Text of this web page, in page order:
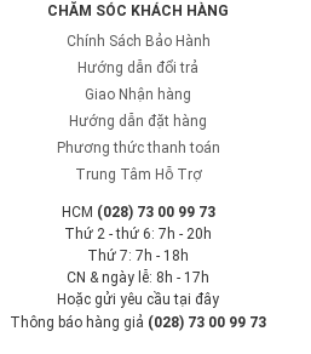
CHĂM SÓC KHÁCH HÀNG
Chính Sách Bảo Hành
Hướng dẫn đổi trả
Giao Nhận hàng
Hướng dẫn đặt hàng
Phương thức thanh toán
Trung Tâm Hỗ Trợ
HCM (028) 73 00 99 73
Thứ 2 - thứ 6: 7h - 20h
Thứ 7: 7h - 18h
CN & ngày lễ: 8h - 17h
Hoặc gửi yêu cầu tại đây
Thông báo hàng giả (028) 73 00 99 73